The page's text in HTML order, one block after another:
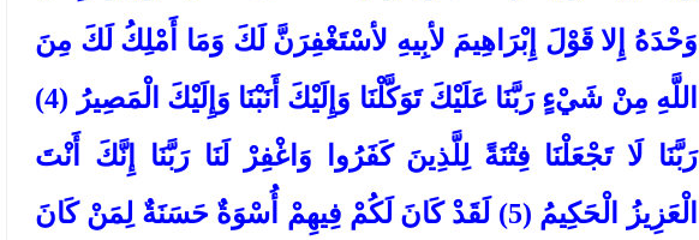
وَحْدَهُ إِلا قَوْلَ إِبْرَاهِيمَ لأبِيهِ لأسْتَغْفِرَنَّ لَكَ وَمَا أَمْلِكُ لَكَ مِنَ
اللَّهِ مِنْ شَيْءٍ رَبَّنَا عَلَيْكَ تَوَكَّلْنَا وَإِلَيْكَ أَنَبْنَا وَإِلَيْكَ الْمَصِيرُ (4)
رَبَّنَا لَا تَجْعَلْنَا فِتْنَةً لِلَّذِينَ كَفَرُوا وَاغْفِرْ لَنَا رَبَّنَا إِنَّكَ أَنْتَ
الْعَزِيزُ الْحَكِيمُ (5) لَقَدْ كَانَ لَكُمْ فِيهِمْ أُسْوَةٌ حَسَنَةٌ لِمَنْ كَانَ